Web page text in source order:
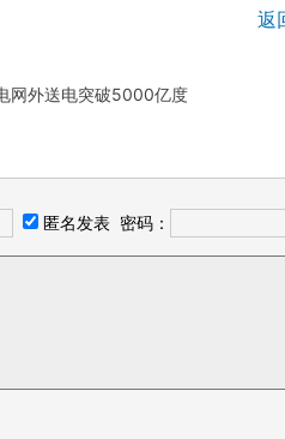
返
网外送电突破5000亿度
匿名发表 密码：